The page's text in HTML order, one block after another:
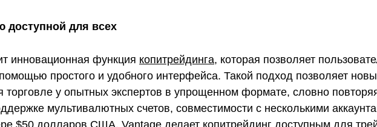
доступной для всех
инновационная функция копитрейдинга, которая позволяет
простого и удобного интерфейса. Такой подход позволяет
торговле у опытных экспертов в упрощенном формате, словно
мультивалютных счетов, совместимости с несколькими
$50 долларов США, Vantage делает копитрейдинг доступным для